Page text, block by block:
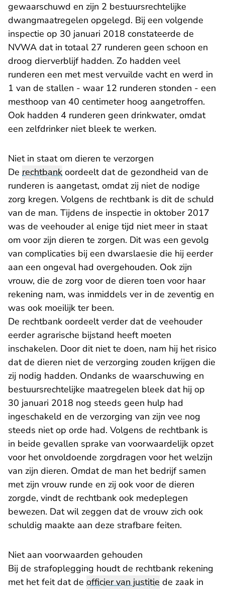
gewaarschuwd en zijn 2 bestuursrechtelijke
dwangmaatregelen opgelegd. Bij een volgende
inspectie op 30 januari 2018 constateerde de
NVWA dat in totaal 27 runderen geen schoon en
droog dierverblijf hadden. Zo hadden veel
runderen een met mest vervuilde vacht en werd in
1 van de stallen - waar 12 runderen stonden - een
mesthoop van 40 centimeter hoog aangetroffen.
Ook hadden 4 runderen geen drinkwater, omdat
een zelfdrinker niet bleek te werken.
Niet in staat om dieren te verzorgen
De rechtbank oordeelt dat de gezondheid van de
runderen is aangetast, omdat zij niet de nodige
zorg kregen. Volgens de rechtbank is dit de schuld
van de man. Tijdens de inspectie in oktober 2017
was de veehouder al enige tijd niet meer in staat
om voor zijn dieren te zorgen. Dit was een gevolg
van complicaties bij een dwarslaesie die hij eerder
aan een ongeval had overgehouden. Ook zijn
vrouw, die de zorg voor de dieren toen voor haar
rekening nam, was inmiddels ver in de zeventig en
was ook moeilijk ter been.
De rechtbank oordeelt verder dat de veehouder
eerder agrarische bijstand heeft moeten
inschakelen. Door dit niet te doen, nam hij het risico
dat de dieren niet de verzorging zouden krijgen die
zij nodig hadden. Ondanks de waarschuwing en
bestuursrechtelijke maatregelen bleek dat hij op
30 januari 2018 nog steeds geen hulp had
ingeschakeld en de verzorging van zijn vee nog
steeds niet op orde had. Volgens de rechtbank is
in beide gevallen sprake van voorwaardelijk opzet
voor het onvoldoende zorgdragen voor het welzijn
van zijn dieren. Omdat de man het bedrijf samen
met zijn vrouw runde en zij ook voor de dieren
zorgde, vindt de rechtbank ook medeplegen
bewezen. Dat wil zeggen dat de vrouw zich ook
schuldig maakte aan deze strafbare feiten.
Niet aan voorwaarden gehouden
Bij de strafoplegging houdt de rechtbank rekening
met het feit dat de officier van justitie de zaak in